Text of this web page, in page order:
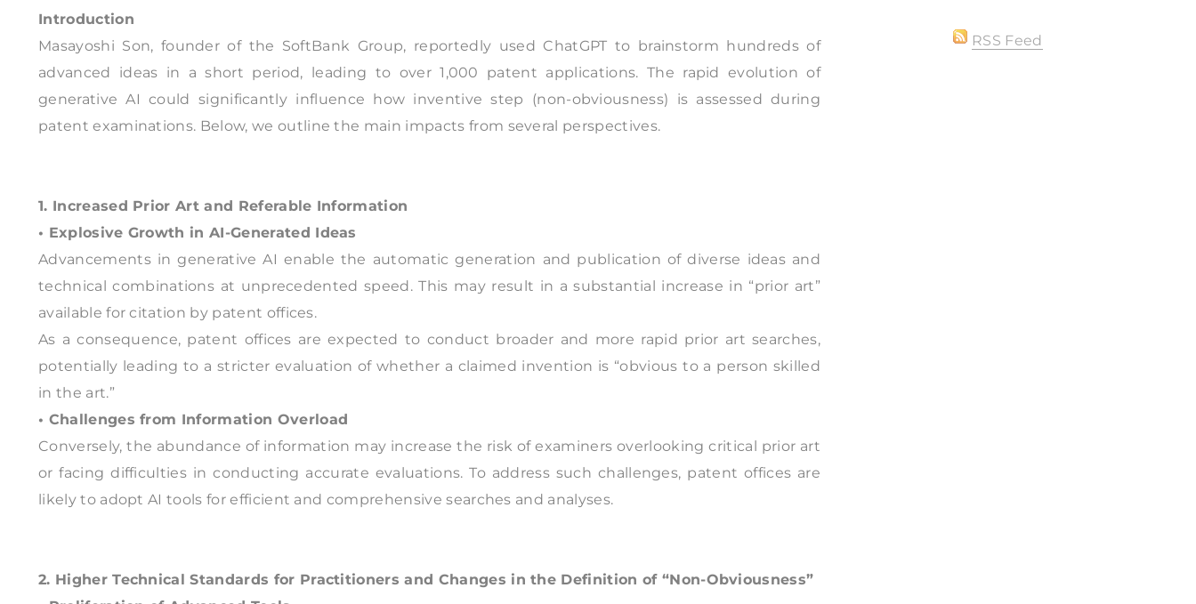
Introduction
Masayoshi Son, founder of the SoftBank Group, reportedly used ChatGPT to brainstorm hundreds of
advanced ideas in a short period, leading to over 1,000 patent applications. The rapid evolution of
generative AI could significantly influence how inventive step (non-obviousness) is assessed during
patent examinations. Below, we outline the main impacts from several perspectives.
1. Increased Prior Art and Referable Information
• Explosive Growth in AI-Generated Ideas
Advancements in generative AI enable the automatic generation and publication of diverse ideas and
technical combinations at unprecedented speed. This may result in a substantial increase in “prior art”
available for citation by patent offices.
As a consequence, patent offices are expected to conduct broader and more rapid prior art searches,
potentially leading to a stricter evaluation of whether a claimed invention is “obvious to a person skilled
in the art.”
• Challenges from Information Overload
Conversely, the abundance of information may increase the risk of examiners overlooking critical prior art
or facing difficulties in conducting accurate evaluations. To address such challenges, patent offices are
likely to adopt AI tools for efficient and comprehensive searches and analyses.
2. Higher Technical Standards for Practitioners and Changes in the Definition of “Non-Obviousness”
RSS Feed